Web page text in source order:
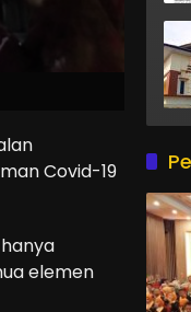
Covid-19
elemen